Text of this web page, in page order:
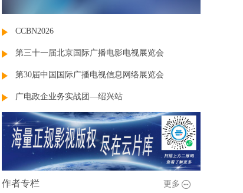
CCBN2026
第三十一届北京国际广播电影电视展览会
第30届中国国际广播电视信息网络展览会
广电政企业务实战团—绍兴站
作者专栏 更多